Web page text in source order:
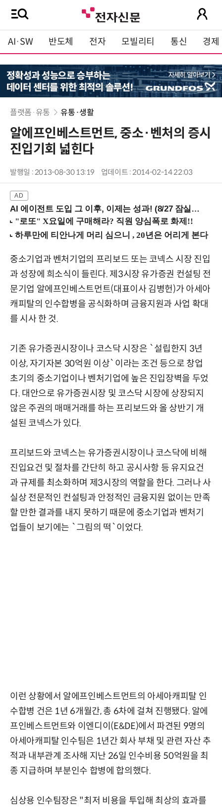
AI·SW 반도체 전자 모빌리티 통신 경제
플랫폼·유통 유통·생활
알에프인베스트먼트, 중소·벤처의 증시
진입기회 넓힌다
발행일 : 2013-08-30 13:19 업데이트 : 2014-02-14 22:03
AI 에이전트 도입 그 이후, 이제는 성과! (8/27 잠실역)
중소기업과 벤처기업의 프리보드 또는 코넥스 시장 진입
과 성장에 희소식이 들린다. 제3시장 유가증권 컨설팅 전
문기업 알에프인베스트먼트(대표이사 김병헌)가 아세아
캐피탈의 인수합병을 공식화하며 금융지원과 사업 확대
를 시사 한 것.
기존 유가증권시장이나 코스닥 시장은 `설립한지 3년
이상, 자기자본 30억원 이상`이라는 조건 등으로 창업
초기의 중소기업이나 벤처기업에 높은 진입장벽을 두었
다. 대안으로 유가증권시장 및 코스닥 시장에 상장되지
않은 주권의 매매거래를 하는 프리보드와 올 상반기 개
설된 코넥스가 있다.
프리보드와 코넥스는 유가증권시장이나 코스닥에 비해
진입요건 및 절차를 간단히 하고 공시사항 등 유지요건
과 규제를 최소화하며 제3시장의 역할을 한다. 그러나 사
실상 전문적인 컨설팅과 안정적인 금융지원 없이는 만족
할 만한 결과를 내지 못하기 때문에 중소기업과 벤처기
업들이 보기에는 `그림의 떡`이었다.
이런 상황에서 알에프인베스트먼트의 아세아캐피탈 인
수합병 건은 1년 6개월간, 총 6차에 걸쳐 진행됐다. 알에
프인베스트먼트와 이엔디이(E&DE)에서 파견된 9명의
아세아캐피탈 인수팀은 1년간 회사 부채 및 관련 자산 추
적과 내부관계 조사해 지난 26일 인수비용 50억원을 최
종 지급하며 부분인수 합병에 합의했다.
심상용 인수팀장은 "최저 비용을 투입해 최상의 효과를